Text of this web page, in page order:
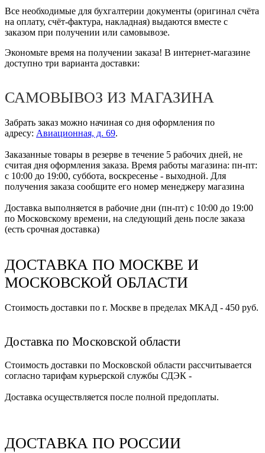
Все необходимые для бухгалтерии документы (оригинал счёта
на оплату, счёт-фактура, накладная) выдаются вместе с
заказом при получении или самовывозе.
Экономьте время на получении заказа! В интернет-магазине
доступно три варианта доставки:
САМОВЫВОЗ ИЗ МАГАЗИНА
Забрать заказ можно начиная со дня оформления по
адресу: Авиационная, д. 69.
Заказанные товары в резерве в течение 5 рабочих дней, не
считая дня оформления заказа. Время работы магазина: пн-пт:
с 10:00 до 19:00, суббота, воскресенье - выходной. Для
получения заказа сообщите его номер менеджеру магазина
Доставка выполняется в рабочие дни (пн-пт) с 10:00 до 19:00
по Московскому времени, на следующий день после заказа
(есть срочная доставка)
ДОСТАВКА ПО МОСКВЕ И
МОСКОВСКОЙ ОБЛАСТИ
Стоимость доставки по г. Москве в пределах МКАД - 450 руб.
Доставка по Московской области
Стоимость доставки по Московской области рассчитывается
согласно тарифам курьерской службы СДЭК -
Доставка осуществляется после полной предоплаты.
ДОСТАВКА ПО РОССИИ